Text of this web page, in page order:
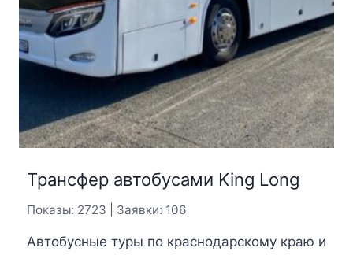
Трансфер автобусами King Long
Показы: 2723 | Заявки: 106
Автобусные туры по краснодарскому краю и